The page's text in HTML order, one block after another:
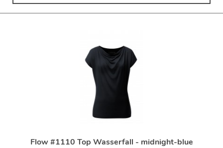
Flow #1110 Top Wasserfall - midnight-blue